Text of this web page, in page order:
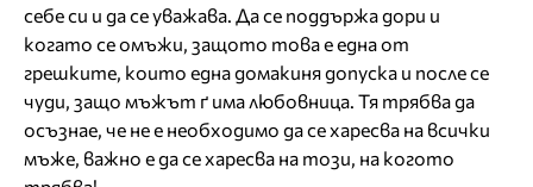
себе си и да се уважава. Да се поддържа дори и
когато се омъжи, защото това е една от
грешките, които една домакиня допуска и после се
чуди, защо мъжът ґ има любовница. Тя трябва да
осъзнае, че не е необходимо да се харесва на всички
мъже, важно е да се харесва на този, на когото